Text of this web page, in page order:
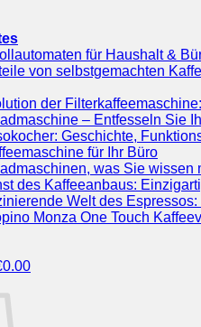
für Haushalt &
von selbstgemachten
der
– Entfesseln Sie
Geschichte,
für Ihr Büro
was Sie wissen
des Kaffeeanbaus:
Welt des
Monza One Touch
0.00